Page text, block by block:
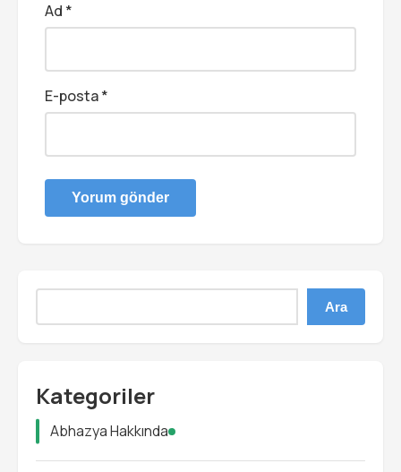
Ad *
E-posta*
Ara
Kategoriler
Abhazya Hakkında